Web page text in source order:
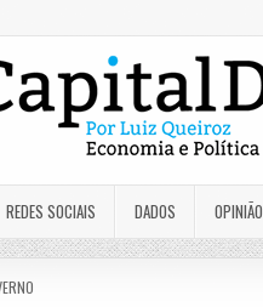
REDES SOCIAIS DADOS OPINIÃO